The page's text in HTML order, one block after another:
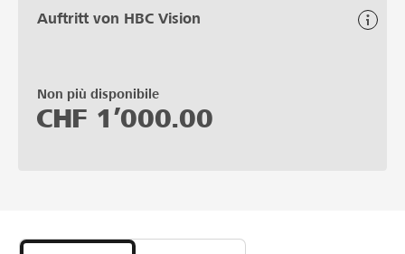
Auftritt von HBC Vision
Non più disponibile
CHF 1’000.00